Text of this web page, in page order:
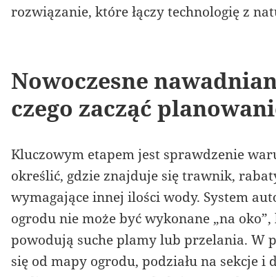
rozwiązanie, które łączy technologię z
Nowoczesne
czego zacząć
Kluczowym etapem jest sprawdzenie
określić, gdzie znajduje się trawnik,
wymagające innej ilości wody. System
ogrodu nie może być wykonane „na
powodują suche plamy lub przelania. W
się od mapy ogrodu, podziału na sekcje i